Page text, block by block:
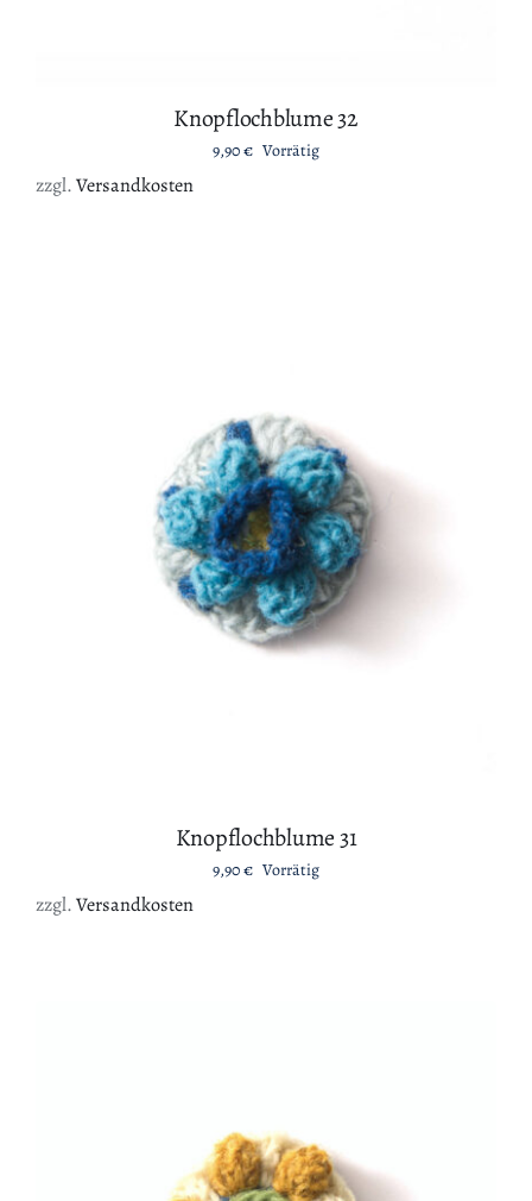
Knopflochblume 32
9,90€ Vorrätig
zzgl.Versandkosten
IN DEN WARENKORB
/
Knopflochblume 31
9,90€ Vorrätig
zzgl.Versandkosten